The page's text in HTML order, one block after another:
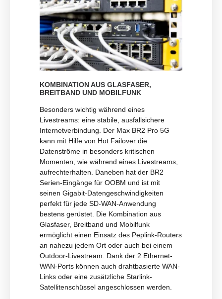
KOMBINATION AUS GLASFASER,
BREITBAND UND MOBILFUNK
Besonders wichtig während eines
Livestreams: eine stabile, ausfallsichere
Internetverbindung. Der Max BR2 Pro 5G
kann mit Hilfe von Hot Failover die
Datenströme in besonders kritischen
Momenten, wie während eines Livestreams,
aufrechterhalten. Daneben hat der BR2
Serien-Eingänge für OOBM und ist mit
seinen Gigabit-Datengeschwindigkeiten
perfekt für jede SD-WAN-Anwendung
bestens gerüstet. Die Kombination aus
Glasfaser, Breitband und Mobilfunk
ermöglicht einen Einsatz des Peplink-Routers
an nahezu jedem Ort oder auch bei einem
Outdoor-Livestream. Dank der 2 Ethernet-
WAN-Ports können auch drahtbasierte WAN-
Links oder eine zusätzliche Starlink-
Satellitenschüssel angeschlossen werden.